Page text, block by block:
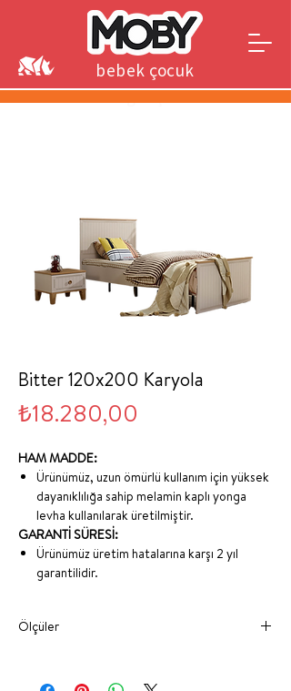
bebek çocuk
genç
Bitter 120x200 Karyola
₺18.280,00
HAM MADDE:
Ürünümüz, uzun ömürlü kullanım için yüksek
dayanıklılığa sahip melamin kaplı yonga
levha kullanılarak üretilmiştir.
GARANTİ SÜRESİ:
Ürünümüz üretim hatalarına karşı 2 yıl
garantilidir.
Ölçüler